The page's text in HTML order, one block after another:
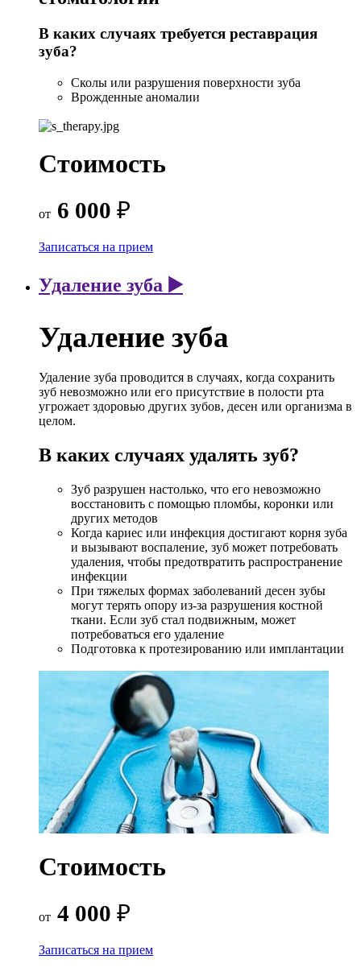
В каких случаях требуется реставрация
зуба?
Сколы или разрушения поверхности зуба
Врожденные аномалии
Стоимость
от 6 000 ₽
Записаться на прием
Удаление зуба ▶️
Удаление зуба
Удаление зуба проводится в случаях, когда сохранить
зуб невозможно или его присутствие в полости рта
угрожает здоровью других зубов, десен или организма в
целом.
В каких случаях удалять зуб?
Зуб разрушен настолько, что его невозможно
восстановить с помощью пломбы, коронки или
других методов
Когда кариес или инфекция достигают корня зуба
и вызывают воспаление, зуб может потребовать
удаления, чтобы предотвратить распространение
инфекции
При тяжелых формах заболеваний десен зубы
могут терять опору из-за разрушения костной
ткани. Если зуб стал подвижным, может
потребоваться его удаление
Подготовка к протезированию или имплантации
Стоимость
от 4 000 ₽
Записаться на прием